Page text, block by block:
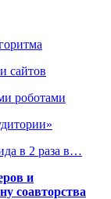
сайтов
роботами
в 2 раза в…
и
соавторства